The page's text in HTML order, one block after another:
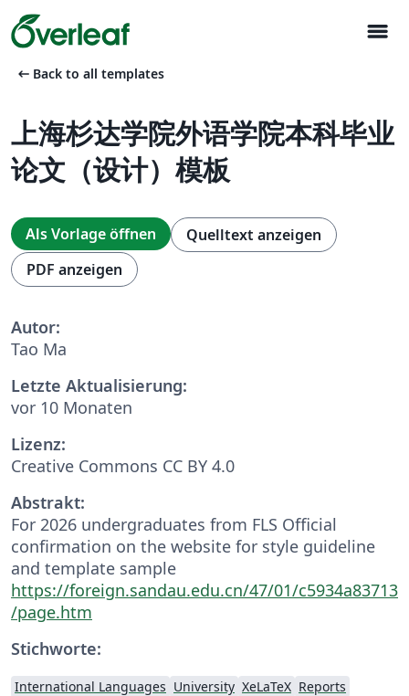
menu
arrow_left_alt Back to all templates
上海杉达学院外语学院本科毕业
论文（设计）模板
Als Vorlage öffnen
Quelltext anzeigen
PDF anzeigen
Autor:
Tao Ma
Letzte Aktualisierung:
vor 10 Monaten
Lizenz:
Creative Commons CC BY 4.0
Abstrakt:
For 2026 undergraduates from FLS Official
confirmation on the website for style guideline
and template sample
https://foreign.sandau.edu.cn/47/01/c5934a83713
/page.htm
Stichworte:
International Languages University XeLaTeX Reports